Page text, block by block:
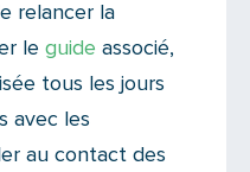
relancer la
le guide associé,
tous les jours
avec les
au contact des